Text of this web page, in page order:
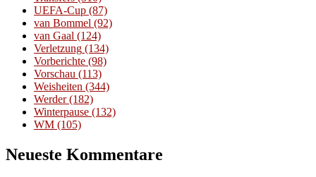
UEFA-Cup (87)
van Bommel (92)
van Gaal (124)
Verletzung (134)
Vorberichte (98)
Vorschau (113)
Weisheiten (344)
Werder(182)
Winterpause (132)
WM (105)
Neueste Kommentare